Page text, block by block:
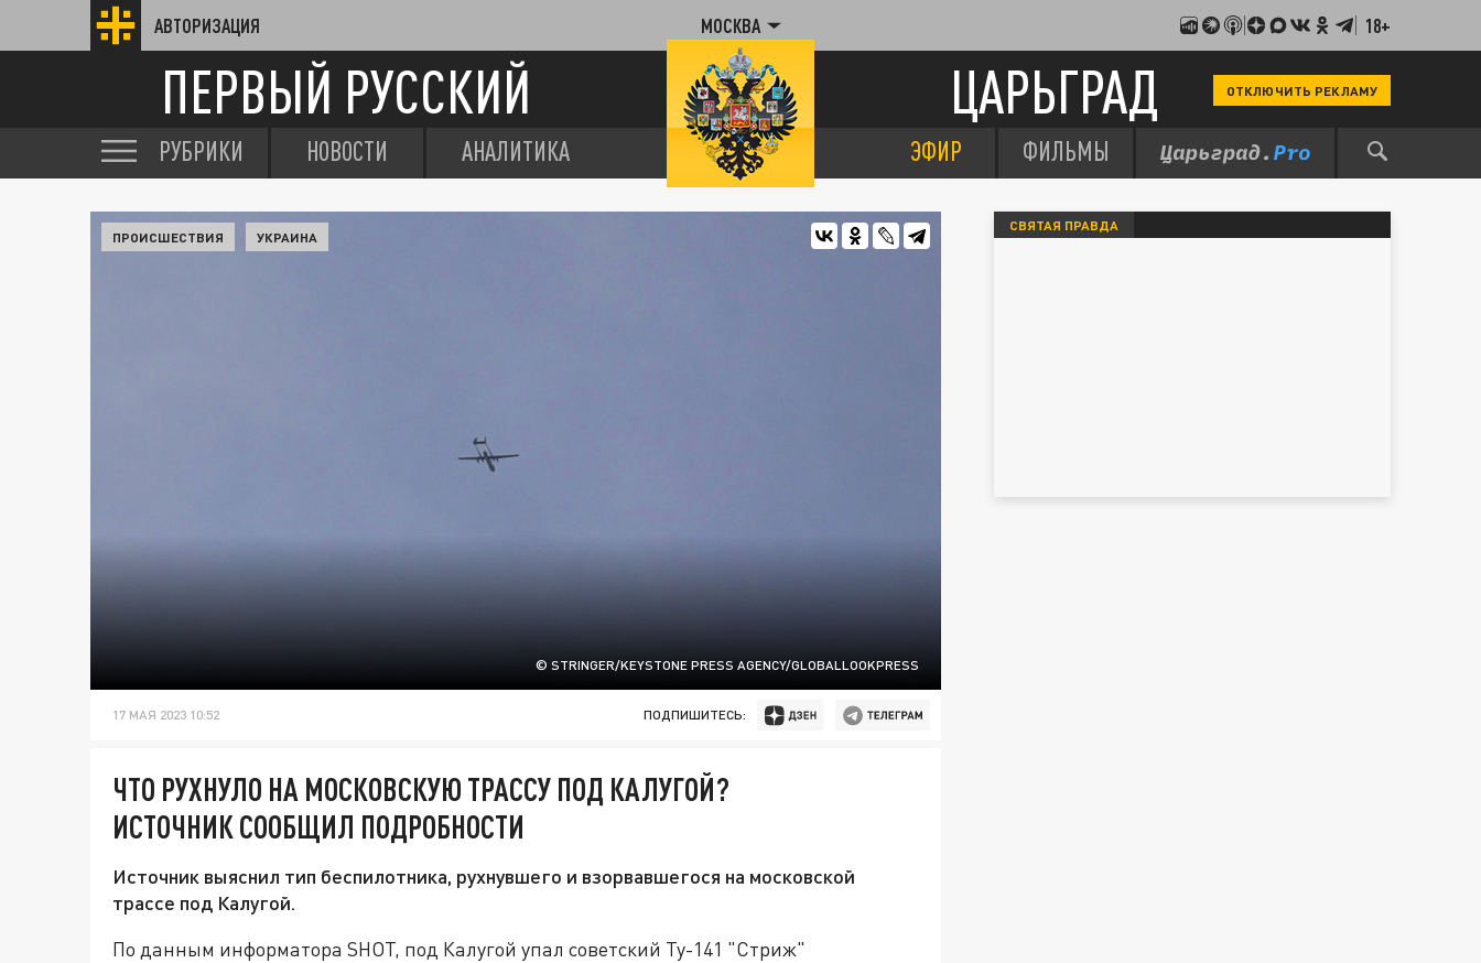
АВТОРИЗАЦИЯ МОСКВА 18+
ПЕРВЫЙ РУССКИЙ ЦАРЬГРАД ОТКЛЮЧИТЬ РЕКЛАМУ
РУБРИКИ НОВОСТИ АНАЛИТИКА ЭФИР ФИЛЬМЫ
© STRINGER/KEYSTONE PRESS AGENCY/GLOBALLOOKPRESS
ПРОИСШЕСТВИЯ УКРАИНА
17 МАЯ 2023 10:52 ПОДПИШИТЕСЬ:
ЧТО РУХНУЛО НА МОСКОВСКУЮ ТРАССУ ПОД КАЛУГОЙ?
ИСТОЧНИК СООБЩИЛ ПОДРОБНОСТИ
Источник выяснил тип беспилотника, рухнувшего и взорвавшегося на московской
трассе под Калугой.
По данным информатора SHOT, под Калугой упал советский Ту-141 "Стриж"
СВЯТАЯ ПРАВДА